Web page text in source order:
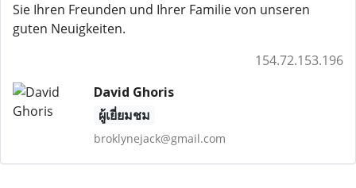
Sie Ihren Freunden und Ihrer Familie von unseren
guten Neuigkeiten.
154.72.153.196
David Ghoris
ผู้เยี่ยมชม
broklynejack@gmail.com